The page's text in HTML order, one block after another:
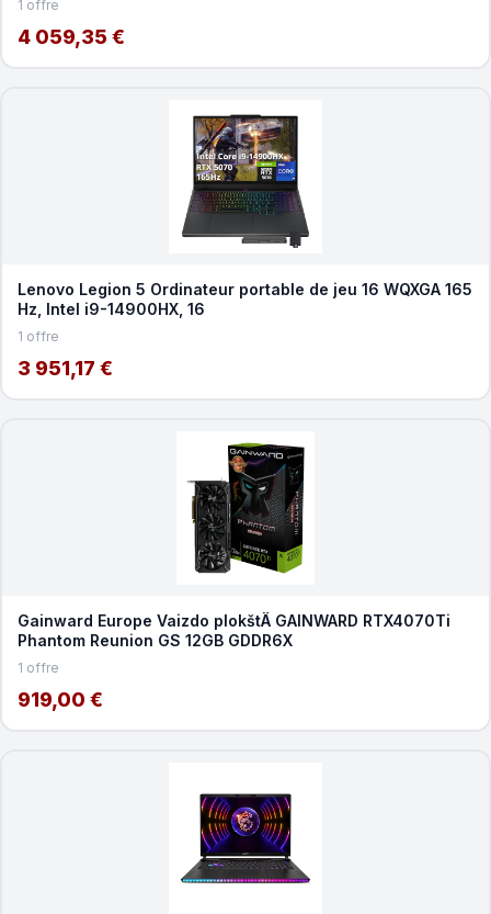
1 offre
4 059,35 €
Lenovo Legion 5 Ordinateur portable de jeu 16 WQXGA 165
Hz, Intel i9-14900HX, 16
1 offre
3 951,17 €
Gainward Europe Vaizdo plokštÄ GAINWARD RTX4070Ti
Phantom Reunion GS 12GB GDDR6X
1 offre
919,00 €